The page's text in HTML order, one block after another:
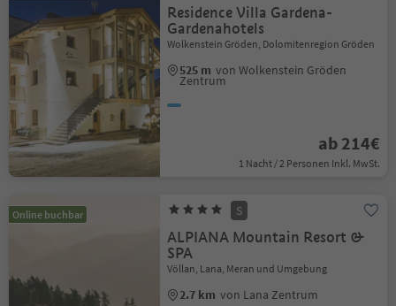
Residence Villa Gardena-
Gardenahotels
Wolkenstein Gröden, Dolomitenregion Gröden
525 m von Wolkenstein Gröden
Zentrum
ab 214€
1 Nacht / 2 Personen Inkl. MwSt.
Online buchbar S
ALPIANA Mountain Resort &
SPA
Völlan, Lana, Meran und Umgebung
2.7 km von Lana Zentrum